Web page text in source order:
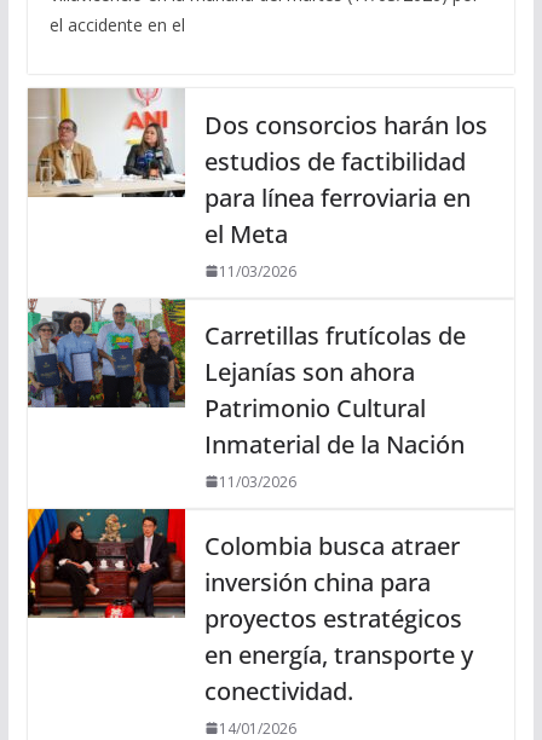
el accidente en el
Dos consorcios harán los
estudios de factibilidad
para línea ferroviaria en
el Meta
11/03/2026
Carretillas frutícolas de
Lejanías son ahora
Patrimonio Cultural
Inmaterial de la Nación
11/03/2026
Colombia busca atraer
inversión china para
proyectos estratégicos
en energía, transporte y
conectividad.
14/01/2026